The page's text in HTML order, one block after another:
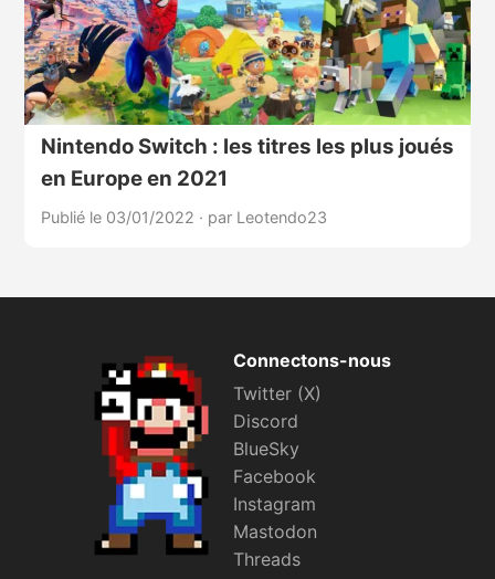
Nintendo Switch : les titres les plus joués
en Europe en 2021
Publié le 03/01/2022 · par Leotendo23
Connectons-nous
Twitter (X)
Discord
BlueSky
Facebook
Instagram
Mastodon
Threads